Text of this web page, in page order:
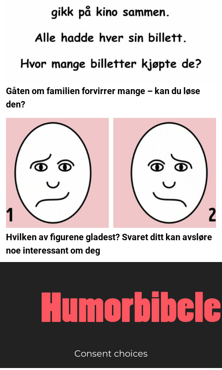
Gåten om familien forvirrer mange – kan du løse
den?
Hvilken av figurene gladest? Svaret ditt kan avsløre
noe interessant om deg
Consent choices